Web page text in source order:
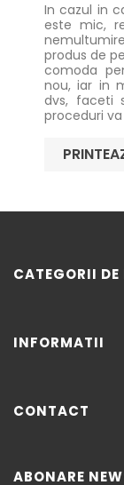
In cazul in
este mic,
produs de
comoda
nou, iar in
dvs, faceti
proceduri
CATEGORII DE
INFORMATII
CONTACT
ABONARE